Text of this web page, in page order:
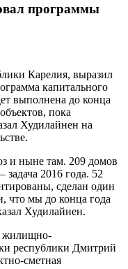
программы
Карелия, выразил
капитального
выполнена до конца
пока
Худилайнен на
и ныне там. 209 домов
2016 года. 52
сделан один
что мы до конца года
Худилайнен.
жилищно-
республики Дмитрий
сметная